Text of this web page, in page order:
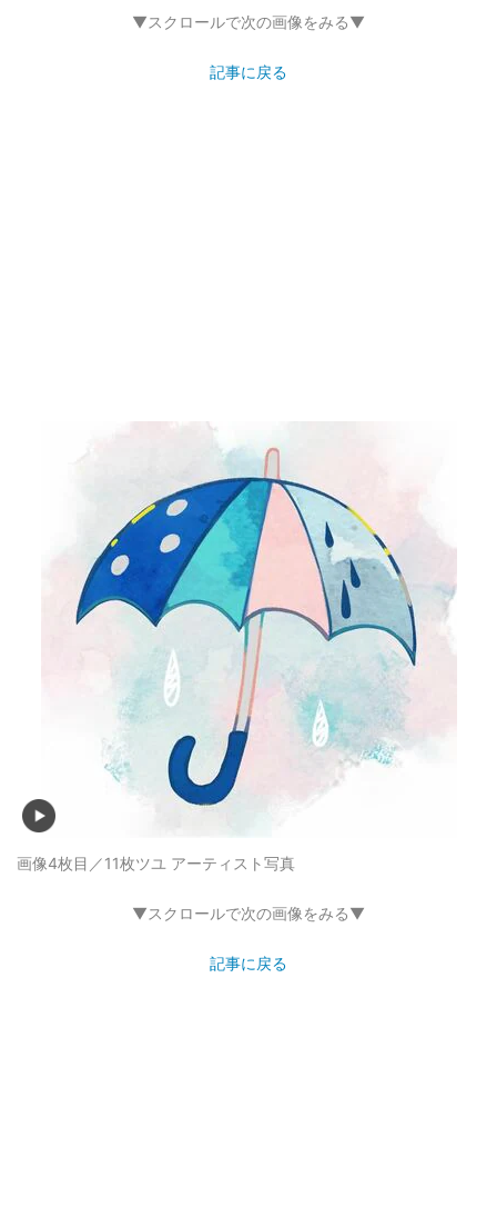
▼スクロールで次の画像をみる▼
記事に戻る
画像4枚目／11枚ツユ アーティスト写真
▼スクロールで次の画像をみる▼
記事に戻る